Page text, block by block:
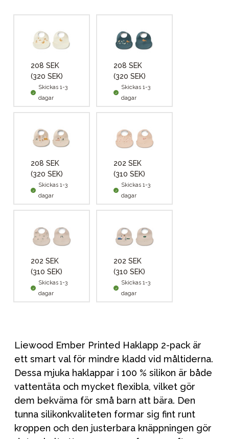
208 SEK
(320 SEK)
Skickas 1-3
dagar
208 SEK
(320 SEK)
Skickas 1-3
dagar
208 SEK
(320 SEK)
Skickas 1-3
dagar
202 SEK
(310 SEK)
Skickas 1-3
dagar
202 SEK
(310 SEK)
Skickas 1-3
dagar
202 SEK
(310 SEK)
Skickas 1-3
dagar
Liewood Ember Printed Haklapp 2-pack är
ett smart val för mindre kladd vid måltiderna.
Dessa mjuka haklappar i 100 % silikon är både
vattentäta och mycket flexibla, vilket gör
dem bekväma för små barn att bära. Den
tunna silikonkvaliteten formar sig fint runt
kroppen och den justerbara knäppningen gör